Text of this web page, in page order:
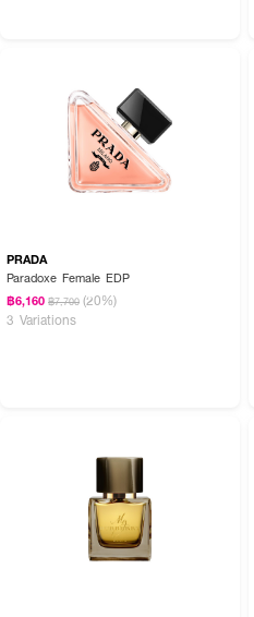
PRADA
Paradoxe Female EDP
฿6,160 ฿7,700 (20%)
3 Variations